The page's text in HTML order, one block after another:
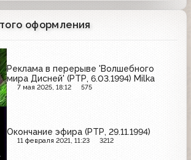
оформления
Реклама в перерыве 'Волшебного
мира Дисней' (РТР, 6.03.1994) Milka
7 мая 2025, 18:12 575
Окончание эфира (РТР, 29.11.1994)
11 февраля 2021, 11:23 3212